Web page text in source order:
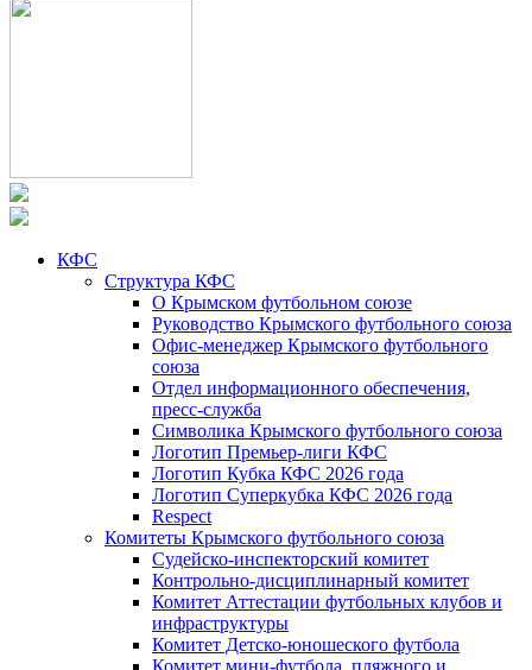
КФС
Структура КФС
О Крымском футбольном союзе
Руководство Крымского футбольного союза
Офис-менеджер Крымского футбольного
союза
Отдел информационного обеспечения,
пресс-служба
Символика Крымского футбольного союза
Логотип Премьер-лиги КФС
Логотип Кубка КФС 2026 года
Логотип Суперкубка КФС 2026 года
Respect
Комитеты Крымского футбольного союза
Судейско-инспекторский комитет
Контрольно-дисциплинарный комитет
Комитет Аттестации футбольных клубов и
инфраструктуры
Комитет Детско-юношеского футбола
Комитет мини-футбола, пляжного и